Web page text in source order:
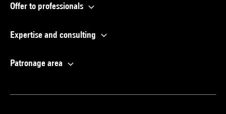
Offer to professionals
Expertise and consulting
Patronage area